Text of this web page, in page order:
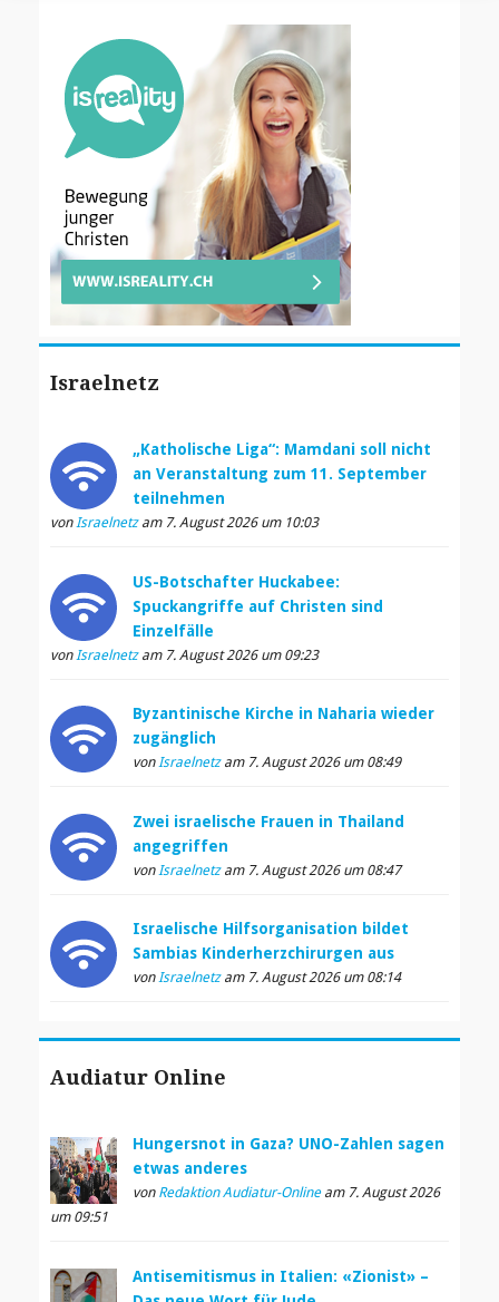
Israelnetz
„Katholische Liga“: Mamdani soll nicht
an Veranstaltung zum 11. September
teilnehmen
vonIsraelnetzam 7. August 2026 um 10:03
US-Botschafter Huckabee:
Spuckangriffe auf Christen sind
Einzelfälle
von Israelnetzam 7. August 2026 um 09:23
Byzantinische Kirche in Naharia wieder
zugänglich
vonIsraelnetzam 7. August 2026 um 08:49
Zwei israelische Frauen in Thailand
angegriffen
von Israelnetzam 7. August 2026 um 08:47
Israelische Hilfsorganisation bildet
Sambias Kinderherzchirurgen aus
von Israelnetzam 7. August 2026 um 08:14
Audiatur Online
Hungersnot in Gaza? UNO-Zahlen sagen
etwas anderes
von Redaktion Audiatur-Onlineam 7. August 2026
um 09:51
Antisemitismus in Italien: «Zionist» –